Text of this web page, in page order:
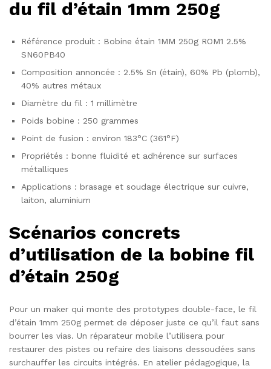
du fil d’étain 1mm 250g
Référence produit : Bobine étain 1MM 250g ROM1 2.5%
SN60PB40
Composition annoncée : 2.5% Sn (étain), 60% Pb (plomb),
40% autres métaux
Diamètre du fil : 1 millimètre
Poids bobine : 250 grammes
Point de fusion : environ 183°C (361°F)
Propriétés : bonne fluidité et adhérence sur surfaces
métalliques
Applications : brasage et soudage électrique sur cuivre,
laiton, aluminium
Scénarios concrets
d’utilisation de la bobine fil
d’étain 250g
Pour un maker qui monte des prototypes double-face, le fil
d’étain 1mm 250g permet de déposer juste ce qu’il faut sans
bourrer les vias. Un réparateur mobile l’utilisera pour
restaurer des pistes ou refaire des liaisons dessoudées sans
surchauffer les circuits intégrés. En atelier pédagogique, la